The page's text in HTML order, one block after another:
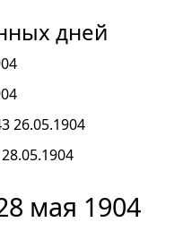
дней
26.05.1904
мая 1904